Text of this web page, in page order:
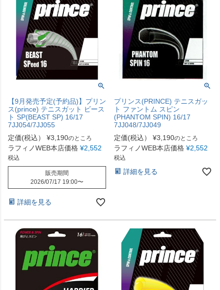
【9月発売予定(予約品)】プリン
ス(prince) テニスガット ビース
ト SP(BEAST SP) 16/17
7JJ054/7JJ055
定価(税込）
¥3,190のところ
ラフィノWEB本店価格 ¥2,552
税込
販売期間
2026/07/17 19:00〜
詳細を見る
プリンス(PRINCE) テニスガッ
ト ファントム スピン
(PHANTOM SPIN) 16/17
7JJ048/7JJ049
定価(税込）
¥3,190のところ
ラフィノWEB本店価格 ¥2,552
税込
詳細を見る